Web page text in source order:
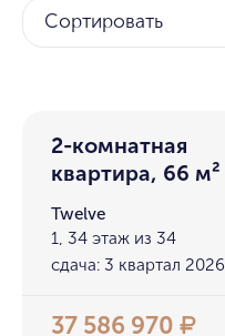
Сортировать
2-комнатная
квартира, 66 м²
Twelve
1, 34 этаж из 34
сдача: 3 квартал 2026
37 586 970₽